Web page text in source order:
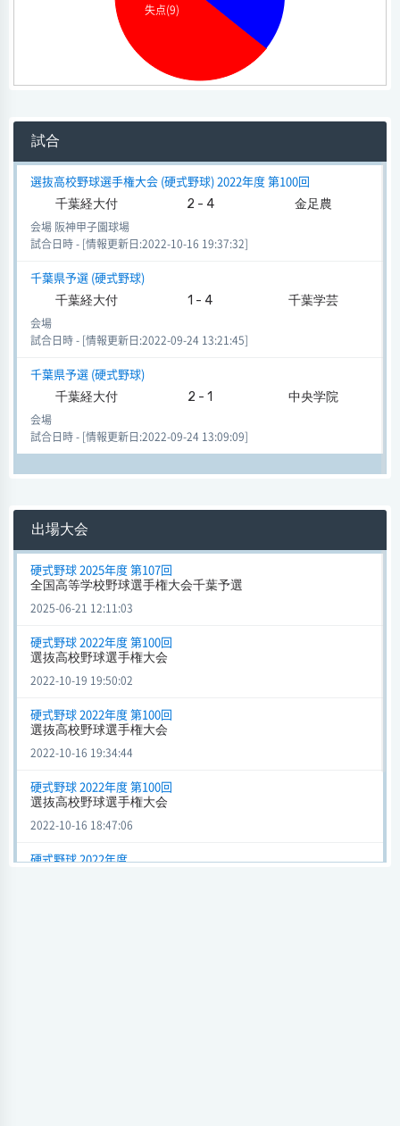
失点(9)
試合
選抜高校野球選手権大会 (硬式野球) 2022年度 第100回
千葉経大付 2 - 4 金足農
会場 阪神甲子園球場
試合日時 - [情報更新日:2022-10-16 19:37:32]
千葉県予選 (硬式野球)
千葉経大付 1 - 4 千葉学芸
会場
試合日時 - [情報更新日:2022-09-24 13:21:45]
千葉県予選 (硬式野球)
千葉経大付 2 - 1 中央学院
会場
試合日時 - [情報更新日:2022-09-24 13:09:09]
出場大会
硬式野球 2025年度 第107回
全国高等学校野球選手権大会千葉予選
2025-06-21 12:11:03
硬式野球 2022年度 第100回
選抜高校野球選手権大会
2022-10-19 19:50:02
硬式野球 2022年度 第100回
選抜高校野球選手権大会
2022-10-16 19:34:44
硬式野球 2022年度 第100回
選抜高校野球選手権大会
2022-10-16 18:47:06
硬式野球 2022年度